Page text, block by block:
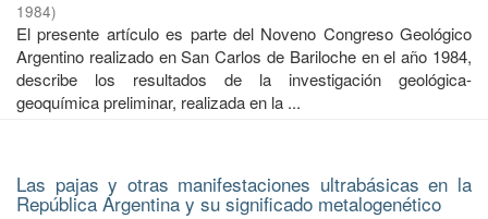
1984)
El presente artículo es parte del Noveno Congreso Geológico
Argentino realizado en San Carlos de Bariloche en el año 1984,
describe los resultados de la investigación geológica-
geoquímica preliminar, realizada en la ...
Las pajas y otras manifestaciones ultrabásicas en la
República Argentina y su significado metalogenético